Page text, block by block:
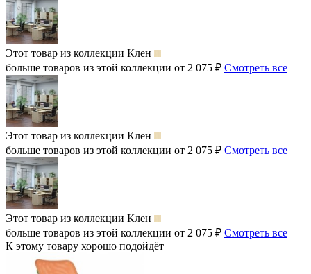
Этот товар из коллекции Клен
больше товаров из этой коллекции от 2 075 ₽ Смотреть все
Этот товар из коллекции Клен
больше товаров из этой коллекции от 2 075 ₽ Смотреть все
Этот товар из коллекции Клен
больше товаров из этой коллекции от 2 075 ₽ Смотреть все
К этому товару хорошо подойдёт